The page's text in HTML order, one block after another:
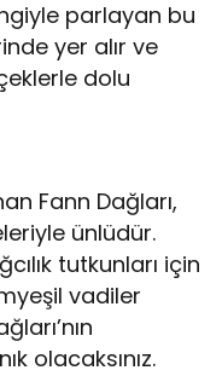
parlayan bu
yer alır ve
dolu
Fann Dağları,
ünlüdür.
tutkunları için
vadiler
olacaksınız.